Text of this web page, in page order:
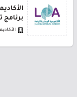
برنامج